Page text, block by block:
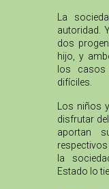
La
autoridad.
dos
hijo, y
los
difíciles.
Los niños
disfrutar
aportan
la
Estado lo